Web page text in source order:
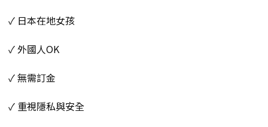
✓ 日本在地女孩
✓ 外國人OK
✓ 無需訂金
✓ 重視隱私與安全